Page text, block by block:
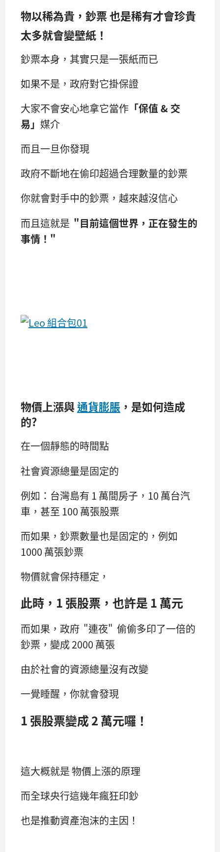
物以稀為貴，鈔票 也是稀有才會珍貴
太多就會變壁紙！
鈔票本身，其實只是一張紙而已
如果不是，政府對它掛保證
大家不會安心地拿它當作 「保值 & 交
易」 媒介
而且一旦你發現
政府不斷地在偷印超過合理數量的鈔票
你就會對手中的鈔票，越來越沒信心
而且這就是 "目前這個世界，正在發生的
事情！"
物價上漲與通貨膨脹 ，是如何造成
的?
在一個靜態的時間點
社會資源總量是固定的
例如：台灣島有 1 萬間房子，10 萬台汽
車，甚至 100 萬張股票
而如果，鈔票數量也是固定的，例如
1000 萬張鈔票
物價就會保持穩定，
此時，1 張股票，也許是 1 萬元
而如果，政府 "連夜" 偷偷多印了一倍的
鈔票，變成 2000 萬張
由於社會的資源總量沒有改變
一覺睡醒，你就會發現
1 張股票變成 2 萬元囉！
這大概就是 物價上漲的原理
而全球央行這幾年瘋狂印鈔
也是推動資產泡沫的主因！